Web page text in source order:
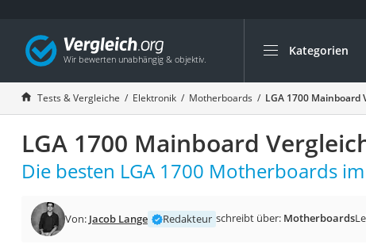
Kategorien
Die beliebtesten
Elektronik
Powerstation
Monitor 32 Zoll 4K
Fernseher
Desktop-PC
Tests & Vergleiche Elektronik Motherboards LGA 1700 Mainboard
LGA 1700 Mainboard
Die besten LGA 1700 Motherboards
Von: Jacob Lange Redakteur schreibt über: Motherboards